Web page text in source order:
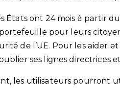
États ont 24 mois à partir
pour leurs
de l’UE. Pour les aider
ses lignes directrices
les utilisateurs pourront